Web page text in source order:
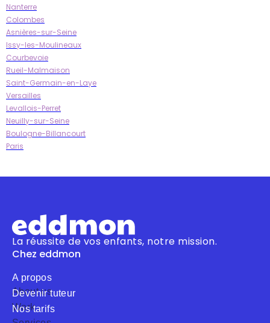
Nanterre
Colombes
Asnières-sur-Seine
Issy-les-Moulineaux
Courbevoie
Rueil-Malmaison
Saint-Germain-en-Laye
Versailles
Levallois-Perret
Neuilly-sur-Seine
Boulogne-Billancourt
Paris
La réussite de vos enfants, notre mission.
Chez eddmon
A propos
About us
Devenir tuteur
Work
Nos tarifs